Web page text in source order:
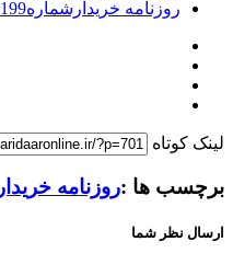
روزنامه خریدارشماره2199
لینک کوتاه
برچسب ها :روزنامه خریدار
ارسال نظر شما